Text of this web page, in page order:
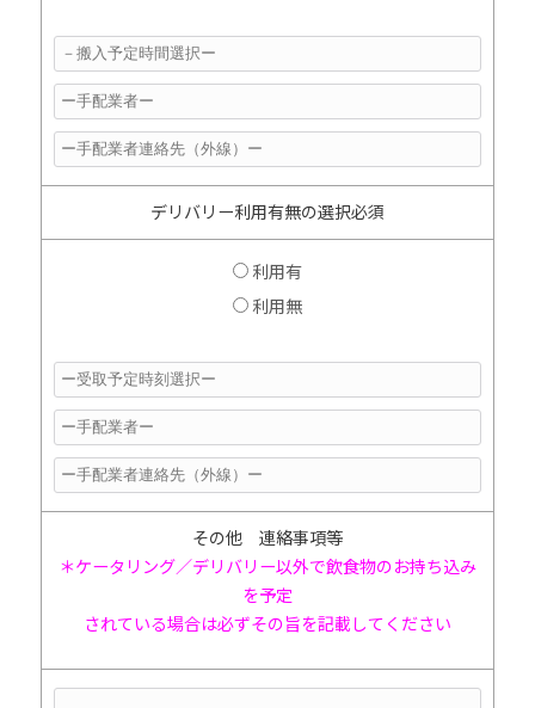
デリバリー利用有無の選択必須
利用有
利用無
その他 連絡事項等
＊ケータリング／デリバリー以外で飲食物のお持ち込み
を予定
されている場合は必ずその旨を記載してください